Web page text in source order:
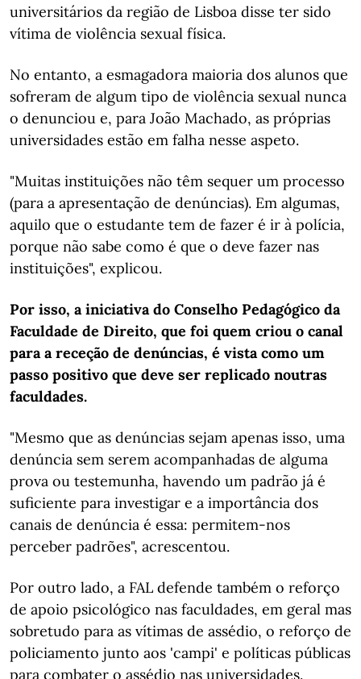
universitários da região de Lisboa disse ter sido
vítima de violência sexual física.
No entanto, a esmagadora maioria dos alunos que
sofreram de algum tipo de violência sexual nunca
o denunciou e, para João Machado, as próprias
universidades estão em falha nesse aspeto.
"Muitas instituições não têm sequer um processo
(para a apresentação de denúncias). Em algumas,
aquilo que o estudante tem de fazer é ir à polícia,
porque não sabe como é que o deve fazer nas
instituições", explicou.
Por isso, a iniciativa do Conselho Pedagógico da
Faculdade de Direito, que foi quem criou o canal
para a receção de denúncias, é vista como um
passo positivo que deve ser replicado noutras
faculdades.
"Mesmo que as denúncias sejam apenas isso, uma
denúncia sem serem acompanhadas de alguma
prova ou testemunha, havendo um padrão já é
suficiente para investigar e a importância dos
canais de denúncia é essa: permitem-nos
perceber padrões", acrescentou.
Por outro lado, a FAL defende também o reforço
de apoio psicológico nas faculdades, em geral mas
sobretudo para as vítimas de assédio, o reforço de
policiamento junto aos 'campi' e políticas públicas
para combater o assédio nas universidades.